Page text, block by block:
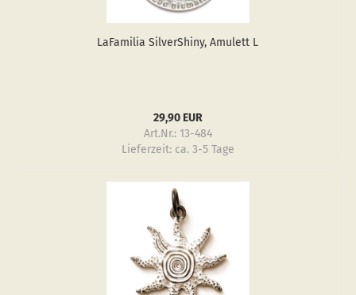
LaFa­mi­lia Sil­verS­hiny, Amu­lett L
29,90 EUR
Art.Nr.: 13-484
Lieferzeit: ca. 3-5 Tage